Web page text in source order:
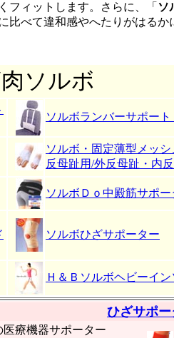
フィットします。さらに、「 ソ
比べて違和感やへたりがはるか
ソルボ
ソルボランバーサポート
ソルボ・固定薄型メッ
反母趾用/外反母趾・内
ソルボＤｏ中殿筋サポー
ソルボひざサポーター
Ｈ＆Ｂソルボヘビーイ
ひざサポー
医療機器サポーター